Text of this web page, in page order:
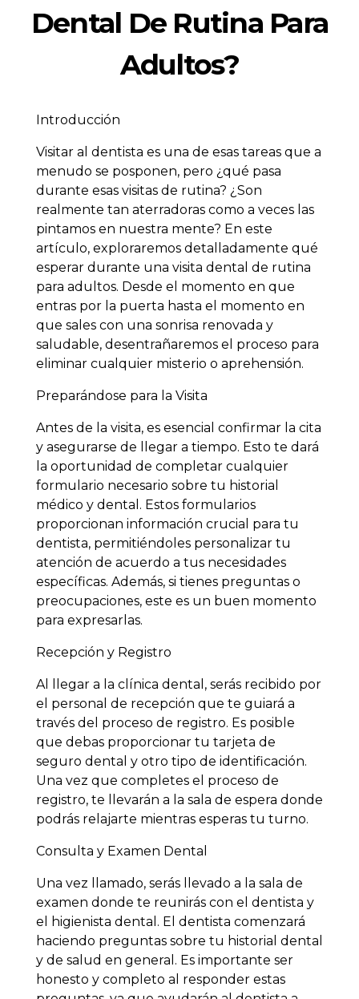
Dental De Rutina Para
Adultos?
Introducción
Visitar al dentista es una de esas tareas que a
menudo se posponen, pero ¿qué pasa
durante esas visitas de rutina? ¿Son
realmente tan aterradoras como a veces las
pintamos en nuestra mente? En este
artículo, exploraremos detalladamente qué
esperar durante una visita dental de rutina
para adultos. Desde el momento en que
entras por la puerta hasta el momento en
que sales con una sonrisa renovada y
saludable, desentrañaremos el proceso para
eliminar cualquier misterio o aprehensión.
Preparándose para la Visita
Antes de la visita, es esencial confirmar la cita
y asegurarse de llegar a tiempo. Esto te dará
la oportunidad de completar cualquier
formulario necesario sobre tu historial
médico y dental. Estos formularios
proporcionan información crucial para tu
dentista, permitiéndoles personalizar tu
atención de acuerdo a tus necesidades
específicas. Además, si tienes preguntas o
preocupaciones, este es un buen momento
para expresarlas.
Recepción y Registro
Al llegar a la clínica dental, serás recibido por
el personal de recepción que te guiará a
través del proceso de registro. Es posible
que debas proporcionar tu tarjeta de
seguro dental y otro tipo de identificación.
Una vez que completes el proceso de
registro, te llevarán a la sala de espera donde
podrás relajarte mientras esperas tu turno.
Consulta y Examen Dental
Una vez llamado, serás llevado a la sala de
examen donde te reunirás con el dentista y
el higienista dental. El dentista comenzará
haciendo preguntas sobre tu historial dental
y de salud en general. Es importante ser
honesto y completo al responder estas